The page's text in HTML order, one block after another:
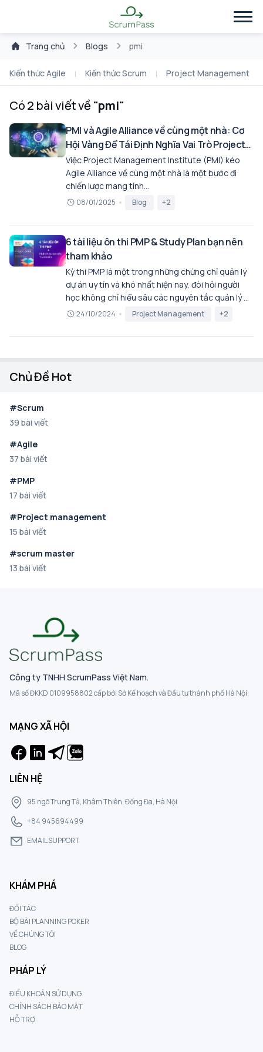
Trang chủ Blogs pmi
Kiến thức Agile Kiến thức Scrum Project Management
Có 2 bài viết về "pmi"
PMI và Agile Alliance về cùng một nhà: Cơ
Hội Vàng Để Tái Định Nghĩa Vai Trò Project
Manager
Việc Project Management Institute (PMI) kéo
Agile Alliance về cùng một nhà là một bước đi
chiến lược mang tính...
08/01/2025 Blog +2
6 tài liệu ôn thi PMP & Study Plan bạn nên
tham khảo
Kỳ thi PMP là một trong những chứng chỉ quản lý
dự án uy tín và khó nhất hiện nay, đòi hỏi người
học không chỉ hiểu sâu các nguyên tắc quản lý dự
án mà còn phải có kinh nghiệm thực tế dày dặn.
phù hợp và xây dựng lộ trình học rõ ràng là rất
PMP được nhiều người thành công trong kỳ thi
khuyên dùng, giúp bạn nắm vững kiến thức cốt
24/10/2024 Project Management +2
Chủ Đề Hot
#Scrum
39 bài viết
#Agile
37 bài viết
#PMP
17 bài viết
#Project management
15 bài viết
#scrum master
13 bài viết
Công ty TNHH ScrumPass Việt Nam.
Mã số ĐKKD 0109958802 cấp bởi Sở Kế hoạch và Đầu tư thành phố Hà Nội.
MẠNG XÃ HỘI
LIÊN HỆ
95 ngõ Trung Tả, Khâm Thiên, Đống Đa, Hà Nội
+84 945694499
EMAIL SUPPORT
KHÁM PHÁ
ĐỐI TÁC
BỘ BÀI PLANNING POKER
VỀ CHÚNG TÔI
BLOG
PHÁP LÝ
ĐIỀU KHOẢN SỬ DỤNG
CHÍNH SÁCH BẢO MẬT
HỖ TRỢ